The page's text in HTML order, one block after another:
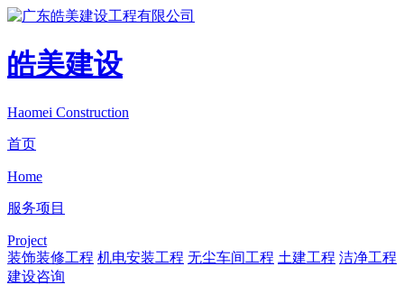
皓美建设
Haomei Construction
首页
Home
服务项目
Project
装饰装修工程 机电安装工程 无尘车间工程 土建工程 洁净工程
建设咨询